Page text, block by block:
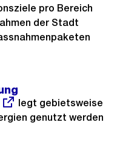
pro Bereich
der Stadt
legt gebietsweise
genutzt werden